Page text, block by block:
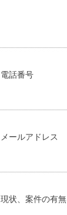
電話番号
メールアドレス
現状、案件の有無